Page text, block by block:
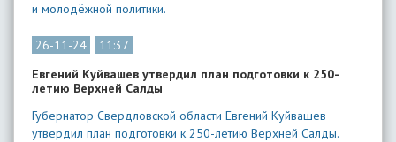
и молодёжной политики.
26-11-24
11:37
Евгений Куйвашев утвердил план подготовки к 250-
летию Верхней Салды
Губернатор Свердловской области Евгений Куйвашев
утвердил план подготовки к 250-летию Верхней Салды.